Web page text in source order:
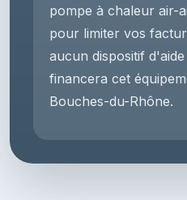
pompe à chaleur air-
pour limiter vos
aucun dispositif
financera cet
Bouches-du-Rhône.